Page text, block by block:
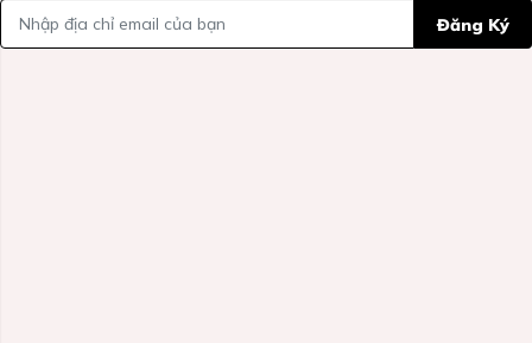
Đăng Ký